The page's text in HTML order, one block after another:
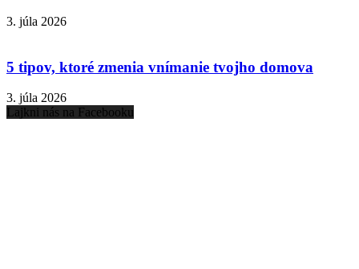
3. júla 2026
5 tipov, ktoré zmenia vnímanie tvojho domova
3. júla 2026
Lajkni nás na Facebooku